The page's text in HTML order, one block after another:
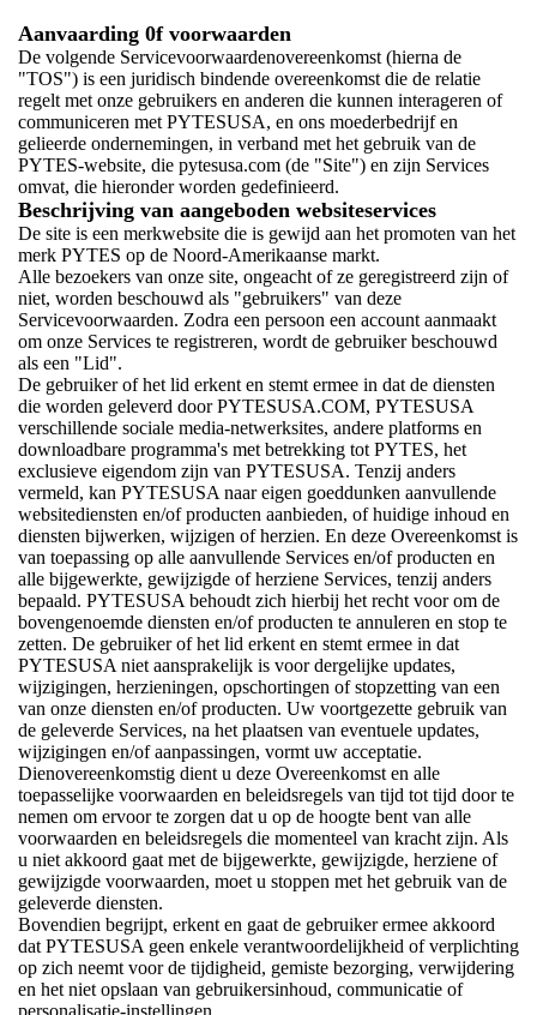
Aanvaarding 0f voorwaarden
De volgende Servicevoorwaardenovereenkomst (hierna de
"TOS") is een juridisch bindende overeenkomst die de relatie
regelt met onze gebruikers en anderen die kunnen interageren of
communiceren met PYTESUSA, en ons moederbedrijf en
gelieerde ondernemingen, in verband met het gebruik van de
PYTES-website, die pytesusa.com (de "Site") en zijn Services
omvat, die hieronder worden gedefinieerd.
Beschrijving van aangeboden websiteservices
De site is een merkwebsite die is gewijd aan het promoten van het
merk PYTES op de Noord-Amerikaanse markt.
Alle bezoekers van onze site, ongeacht of ze geregistreerd zijn of
niet, worden beschouwd als "gebruikers" van deze
Servicevoorwaarden. Zodra een persoon een account aanmaakt
om onze Services te registreren, wordt de gebruiker beschouwd
als een "Lid".
De gebruiker of het lid erkent en stemt ermee in dat de diensten
die worden geleverd door PYTESUSA.COM, PYTESUSA
verschillende sociale media-netwerksites, andere platforms en
downloadbare programma's met betrekking tot PYTES, het
exclusieve eigendom zijn van PYTESUSA. Tenzij anders
vermeld, kan PYTESUSA naar eigen goeddunken aanvullende
websitediensten en/of producten aanbieden, of huidige inhoud en
diensten bijwerken, wijzigen of herzien. En deze Overeenkomst is
van toepassing op alle aanvullende Services en/of producten en
alle bijgewerkte, gewijzigde of herziene Services, tenzij anders
bepaald. PYTESUSA behoudt zich hierbij het recht voor om de
bovengenoemde diensten en/of producten te annuleren en stop te
zetten. De gebruiker of het lid erkent en stemt ermee in dat
PYTESUSA niet aansprakelijk is voor dergelijke updates,
wijzigingen, herzieningen, opschortingen of stopzetting van een
van onze diensten en/of producten. Uw voortgezette gebruik van
de geleverde Services, na het plaatsen van eventuele updates,
wijzigingen en/of aanpassingen, vormt uw acceptatie.
Dienovereenkomstig dient u deze Overeenkomst en alle
toepasselijke voorwaarden en beleidsregels van tijd tot tijd door te
nemen om ervoor te zorgen dat u op de hoogte bent van alle
voorwaarden en beleidsregels die momenteel van kracht zijn. Als
u niet akkoord gaat met de bijgewerkte, gewijzigde, herziene of
gewijzigde voorwaarden, moet u stoppen met het gebruik van de
geleverde diensten.
Bovendien begrijpt, erkent en gaat de gebruiker ermee akkoord
dat PYTESUSA geen enkele verantwoordelijkheid of verplichting
op zich neemt voor de tijdigheid, gemiste bezorging, verwijdering
en het niet opslaan van gebruikersinhoud, communicatie of
personalisatie-instellingen.